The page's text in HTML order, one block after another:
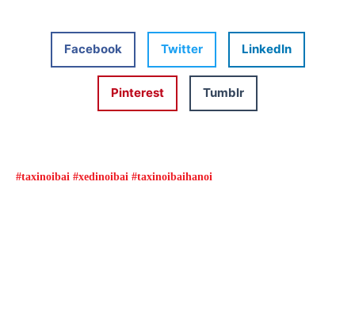
Facebook Twitter LinkedIn
Pinterest Tumblr
#taxinoibai #xedinoibai #taxinoibaihanoi